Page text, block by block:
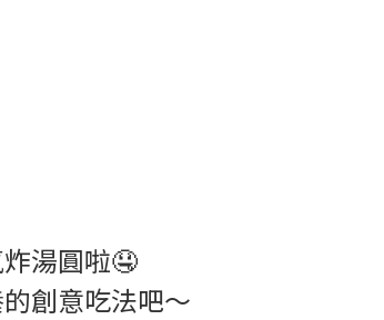
湯圓啦🤤
創意吃法吧～